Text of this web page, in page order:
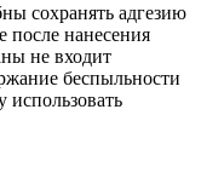
сохранять адгезию
после нанесения
не входит
беспыльности
использовать